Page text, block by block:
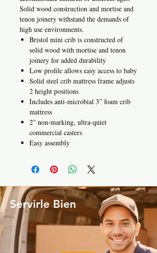
Solid wood construction and mortise and
tenon joinery withstand the demands of
high use environments.
Bristol mini crib is constructed of
solid wood with mortise and tenon
joinery for added durability
Low profile allows easy access to baby
Solid steel crib mattress frame adjusts
2 height positions
Includes anti-microbial 3” foam crib
mattress
2” non-marking, ultra-quiet
commercial casters
Easy assembly
Servirle Bien